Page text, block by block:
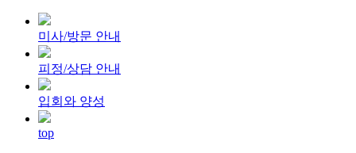
미사/방문 안내
피정/상담 안내
입회와 양성
top